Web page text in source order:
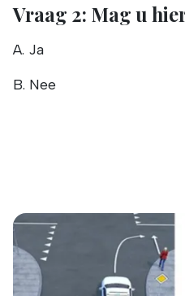
Vraag 2: Mag u
A. Ja
B. Nee